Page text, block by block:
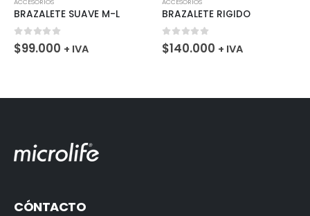
ACCESORIOS
BRAZALETE SUAVE M-L
0 fuera de 5
$99.000 + IVA
ACCESORIOS
BRAZALETE RIGIDO
0fuera de 5
$140.000 + IVA
CÓNTACTO